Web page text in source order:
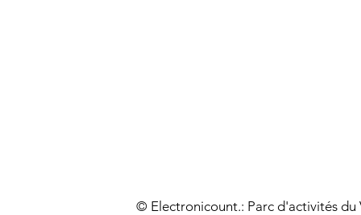
© Electronicount.: Parc d'activités du